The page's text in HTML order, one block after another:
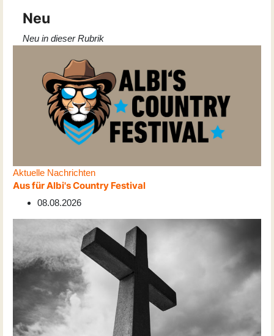
Neu
Neu in dieser Rubrik
Aktuelle Nachrichten
Aus für Albi's Country Festival
08.08.2026